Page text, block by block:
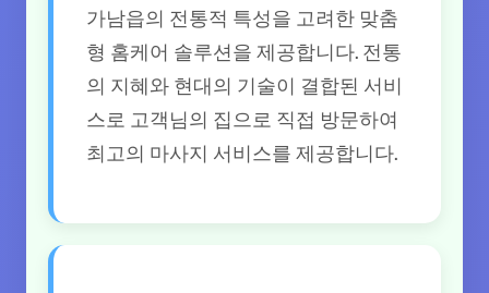
가남읍의 전통적 특성을 고려한 맞춤
형 홈케어 솔루션을 제공합니다. 전통
의 지혜와 현대의 기술이 결합된 서비
스로 고객님의 집으로 직접 방문하여
최고의 마사지 서비스를 제공합니다.